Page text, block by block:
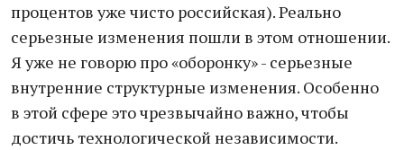
процентов уже чисто российская). Реально
серьезные изменения пошли в этом отношении.
Я уже не говорю про «оборонку» - серьезные
внутренние структурные изменения. Особенно
в этой сфере это чрезвычайно важно, чтобы
достичь технологической независимости.